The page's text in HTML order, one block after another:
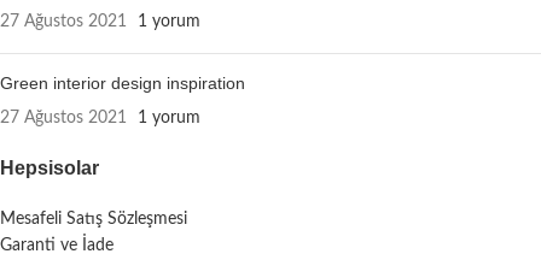
27 Ağustos 2021 1 yorum
Green interior design inspiration
27 Ağustos 2021 1 yorum
Hepsisolar
Mesafeli Satış Sözleşmesi
Garanti ve İade